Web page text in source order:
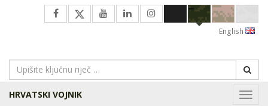
English
HRVATSKI VOJNIK